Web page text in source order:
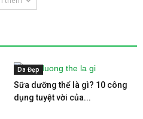
Da Đẹp
Sữa dưỡng thể là gì? 10 công
dụng tuyệt vời của...